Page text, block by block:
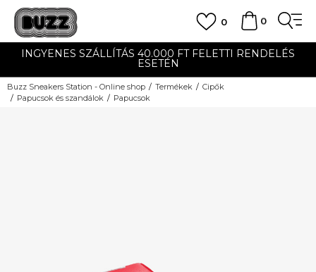
0
0
INGYENES SZÁLLÍTÁS 40.000 FT FELETTI RENDELÉS
ESETÉN
Buzz Sneakers Station - Online shop Termékek
Cipők
Papucsok és szandálok
Papucsok